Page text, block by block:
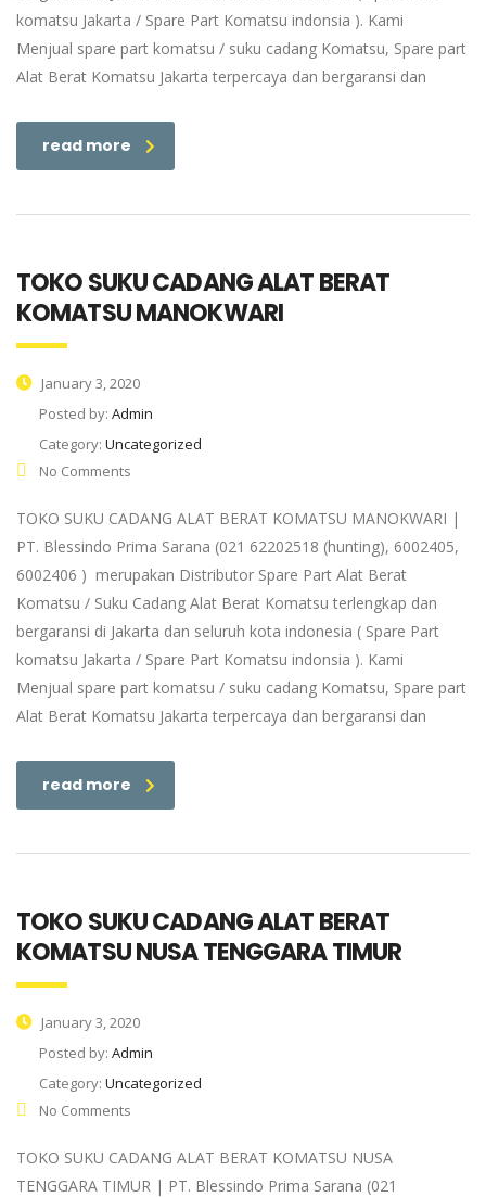
komatsu Jakarta / Spare Part Komatsu indonsia ). Kami
Menjual spare part komatsu / suku cadang Komatsu, Spare part
Alat Berat Komatsu Jakarta terpercaya dan bergaransi dan
read more
TOKO SUKU CADANG ALAT BERAT
KOMATSU MANOKWARI
January 3, 2020
Posted by: Admin
Category: Uncategorized
No Comments
TOKO SUKU CADANG ALAT BERAT KOMATSU MANOKWARI |
PT. Blessindo Prima Sarana (021 62202518 (hunting), 6002405,
6002406 ) merupakan Distributor Spare Part Alat Berat
Komatsu / Suku Cadang Alat Berat Komatsu terlengkap dan
bergaransi di Jakarta dan seluruh kota indonesia ( Spare Part
komatsu Jakarta / Spare Part Komatsu indonsia ). Kami
Menjual spare part komatsu / suku cadang Komatsu, Spare part
Alat Berat Komatsu Jakarta terpercaya dan bergaransi dan
read more
TOKO SUKU CADANG ALAT BERAT
KOMATSU NUSA TENGGARA TIMUR
January 3, 2020
Posted by: Admin
Category: Uncategorized
No Comments
TOKO SUKU CADANG ALAT BERAT KOMATSU NUSA
TENGGARA TIMUR | PT. Blessindo Prima Sarana (021